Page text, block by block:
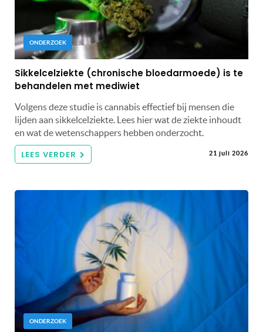
ONDERZOEK
Sikkelcelziekte (chronische bloedarmoede) is te
behandelen met mediwiet
Volgens deze studie is cannabis effectief bij mensen die
lijden aan sikkelcelziekte. Lees hier wat de ziekte inhoudt
en wat de wetenschappers hebben onderzocht.
LEES VERDER 21 juli 2026
ONDERZOEK